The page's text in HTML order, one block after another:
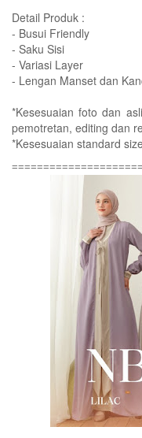
Detail Produk :
- Busui Friendly
- Saku Sisi
- Variasi Layer
- Lengan Manset dan
*Kesesuaian foto dan
pemotretan, editing dan
*Kesesuaian standard